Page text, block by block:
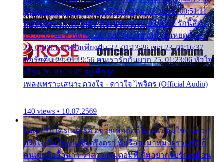
ฉันแล้วจงตายเสีย 15. 00:47:24 ขอสูมาเต๊อะ 16. 00:51:11
คนใจมาร 17. 00:54:50 คืนทรมาน 18. 00:58:25 รักนี้สีดำ
19. 01:01:44 ส่วนเกิน 20. 01:05:42 หยาดน้ำฝนหยดน้ำตา
21. 01:09:13 เหลือเพียงฝัน 22. 01:13:26 เขา 23. 01:16:37
ขอรักคืน 24. 01:19:56 คนเรารักกันยาก 25. 01:23:06 หัวใจ
เถื่อน 26. 01:26:45 อยู่เพื่อลูก
เพลงเพราะเสนาะดวงใจ - ดาวใจ ไพจิตร (Official Audio)
140 views • 10.07.2569
ไม่เคยรักใครแน่หรือ อยากเชื่อถือก็ไม่กล้า ติ๋มใช่คนสวย
ตรึงใจ ติ๋มใช่งามซึ้งตรึงตรา พี่หรือจะมาหมายร่วมชีวี ก็
คนเขาลืออื้อฉาว ว่าสาวๆรุมตอมพี่ ติ๋มอยากรับรักเหมือน